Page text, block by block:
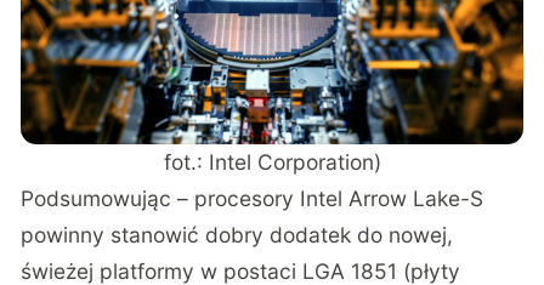
fot.: Intel Corporation)
Podsumowując – procesory Intel Arrow Lake-S
powinny stanowić dobry dodatek do nowej,
świeżej platformy w postaci LGA 1851 (płyty